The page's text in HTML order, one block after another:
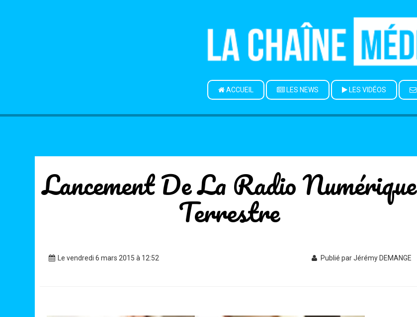
ACCUEIL LES NEWS LES VIDÉOS
Lancement De La Radio Numérique
Terrestre
Le vendredi 6 mars 2015 à 12:52 Publié par Jérémy DEMANGE